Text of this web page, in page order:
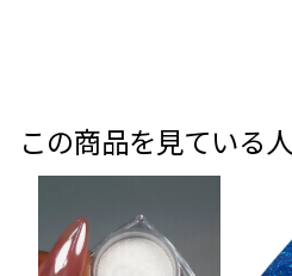
この商品を見ている